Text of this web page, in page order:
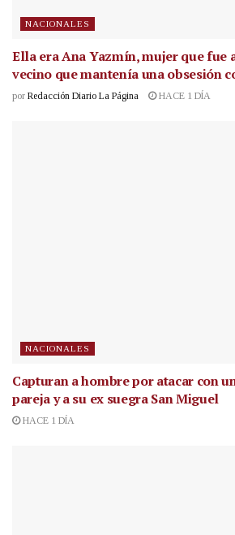
NACIONALES
Ella era Ana Yazmín, mujer que fue
vecino que mantenía una obsesión
por Redacción Diario La Página HACE 1 DÍA
NACIONALES
Capturan a hombre por atacar con
pareja y a su ex suegra San Miguel
HACE 1 DÍA